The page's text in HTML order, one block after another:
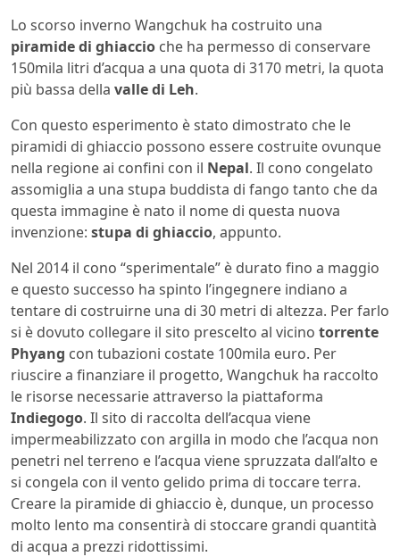
Lo scorso inverno Wangchuk ha costruito una
piramide di ghiaccio che ha permesso di conservare
150mila litri d’acqua a una quota di 3170 metri, la quota
più bassa della valle di Leh.
Con questo esperimento è stato dimostrato che le
piramidi di ghiaccio possono essere costruite ovunque
nella regione ai confini con il Nepal. Il cono congelato
assomiglia a una stupa buddista di fango tanto che da
questa immagine è nato il nome di questa nuova
invenzione: stupa di ghiaccio, appunto.
Nel 2014 il cono “sperimentale” è durato fino a maggio
e questo successo ha spinto l’ingegnere indiano a
tentare di costruirne una di 30 metri di altezza. Per farlo
si è dovuto collegare il sito prescelto al vicino torrente
Phyang con tubazioni costate 100mila euro. Per
riuscire a finanziare il progetto, Wangchuk ha raccolto
le risorse necessarie attraverso la piattaforma
Indiegogo. Il sito di raccolta dell’acqua viene
impermeabilizzato con argilla in modo che l’acqua non
penetri nel terreno e l’acqua viene spruzzata dall’alto e
si congela con il vento gelido prima di toccare terra.
Creare la piramide di ghiaccio è, dunque, un processo
molto lento ma consentirà di stoccare grandi quantità
di acqua a prezzi ridottissimi.